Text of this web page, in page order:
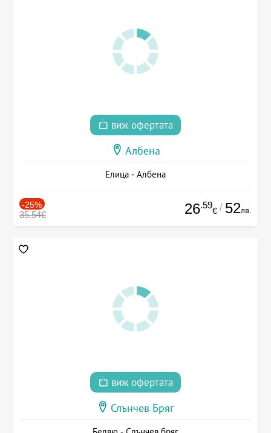
виж офертата
Албена
Елица - Албена
-25%
35.54€ 26.59
€ / 52лв.
виж офертата
Слънчев Бряг